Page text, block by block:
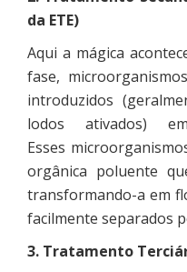
da ETE)
Aqui a mágica
fase,
introduzidos
lodos ativados)
Esses
orgânica poluente
transformando-a em
facilmente separados
3. Tratamento